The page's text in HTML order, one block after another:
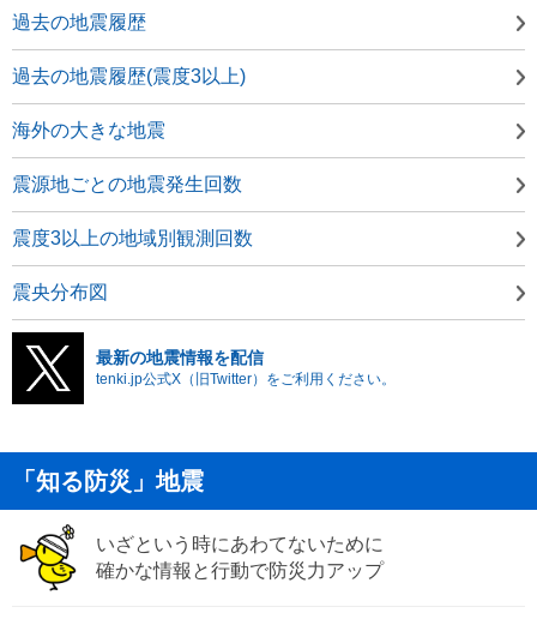
過去の地震履歴
過去の地震履歴(震度3以上)
海外の大きな地震
震源地ごとの地震発生回数
震度3以上の地域別観測回数
震央分布図
最新の地震情報を配信
tenki.jp公式X（旧Twitter）をご利用ください。
「知る防災」地震
いざという時にあわてないために
確かな情報と行動で防災力アップ